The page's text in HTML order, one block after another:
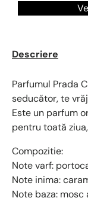
Descriere
Parfumul Prada
seducător, te
Este un parfum
pentru toată
Compozitie:
Note varf:
Note inima:
Note baza: mosc